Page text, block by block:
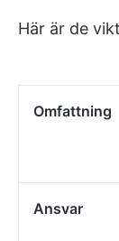
Här är de
Omfattning
Ansvar